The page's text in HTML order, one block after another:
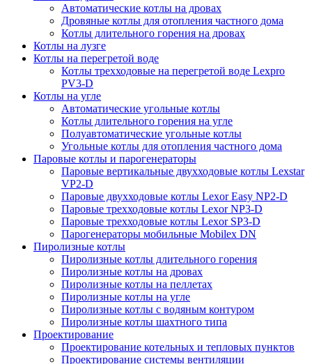
Автоматические котлы на дровах
Дровяные котлы для отопления частного дома
Котлы длительного горения на дровах
Котлы на лузге
Котлы на перегретой воде
Котлы трехходовые на перегретой воде Lexpro
PV3-D
Котлы на угле
Автоматические угольные котлы
Котлы длительного горения на угле
Полуавтоматические угольные котлы
Угольные котлы для отопления частного дома
Паровые котлы и парогенераторы
Паровые вертикальные двухходовые котлы Lexstar
VP2-D
Паровые двухходовые котлы Lexor Easy NP2-D
Паровые трехходовые котлы Lexor NP3-D
Паровые трехходовые котлы Lexor SP3-D
Парогенераторы мобильные Mobilex DN
Пиролизные котлы
Пиролизные котлы длительного горения
Пиролизные котлы на дровах
Пиролизные котлы на пеллетах
Пиролизные котлы на угле
Пиролизные котлы с водяным контуром
Пиролизные котлы шахтного типа
Проектирование
Проектирование котельных и тепловых пунктов
Проектирование системы вентиляции